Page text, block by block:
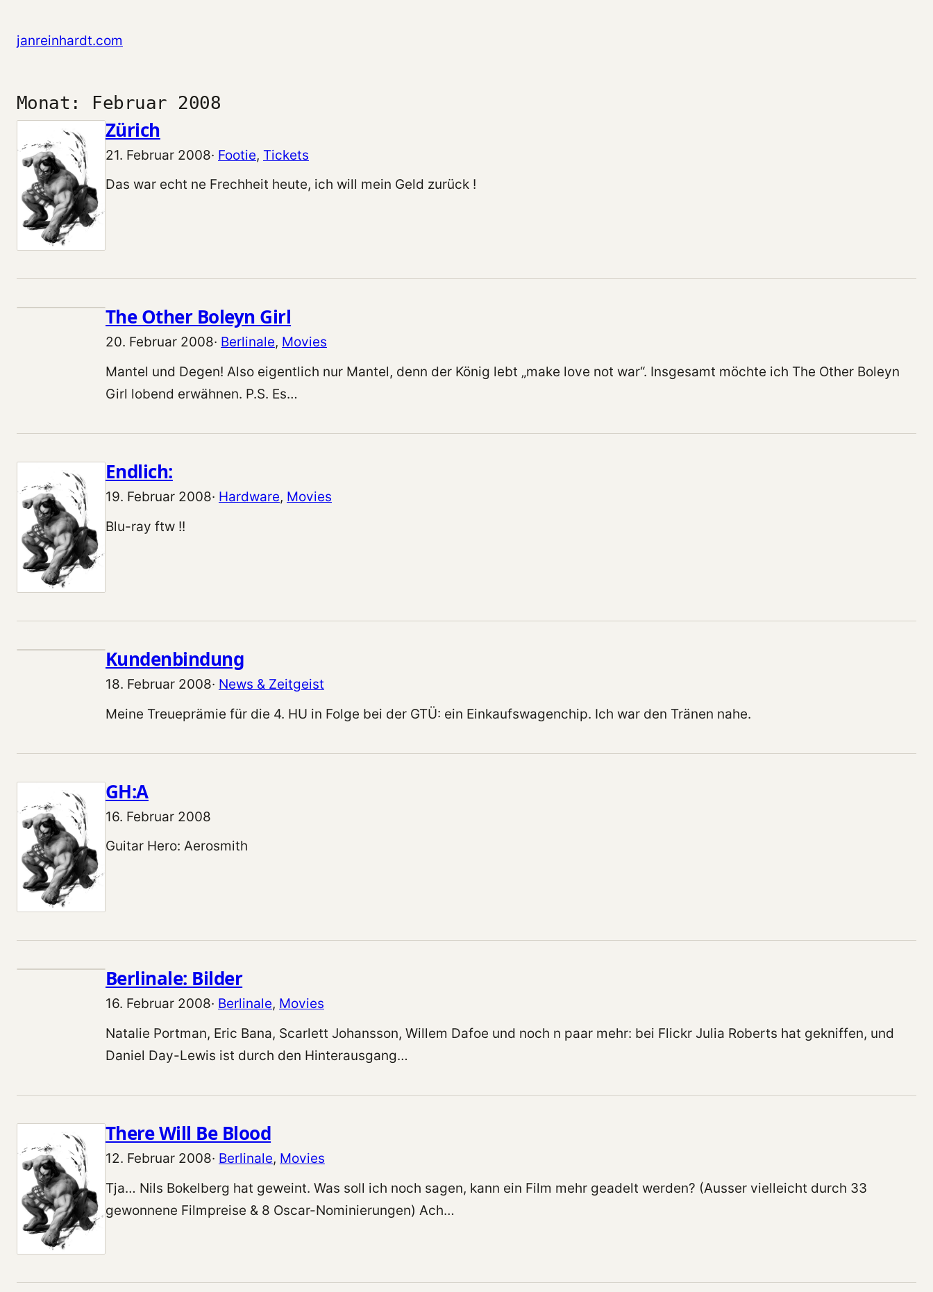
janreinhardt.com
Monat: Februar 2008
Zürich
21. Februar 2008· Footie, Tickets
Das war echt ne Frechheit heute, ich will mein Geld zurück !
The Other Boleyn Girl
20. Februar 2008· Berlinale, Movies
Mantel und Degen! Also eigentlich nur Mantel, denn der König lebt „make love not war“. Insgesamt möchte ich The Other Boleyn
Girl lobend erwähnen. P.S. Es…
Endlich:
19. Februar 2008· Hardware, Movies
Blu-ray ftw !!
Kundenbindung
18. Februar 2008· News & Zeitgeist
Meine Treueprämie für die 4. HU in Folge bei der GTÜ: ein Einkaufswagenchip. Ich war den Tränen nahe.
GH:A
16. Februar 2008
Guitar Hero: Aerosmith
Berlinale: Bilder
16. Februar 2008· Berlinale, Movies
Natalie Portman, Eric Bana, Scarlett Johansson, Willem Dafoe und noch n paar mehr: bei Flickr Julia Roberts hat gekniffen, und
Daniel Day-Lewis ist durch den Hinterausgang…
There Will Be Blood
12. Februar 2008· Berlinale, Movies
Tja… Nils Bokelberg hat geweint. Was soll ich noch sagen, kann ein Film mehr geadelt werden? (Ausser vielleicht durch 33
gewonnene Filmpreise & 8 Oscar-Nominierungen) Ach…